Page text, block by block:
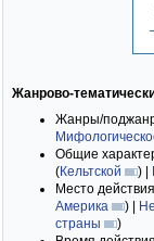
Жанрово-
Жанры/
Общие
(Кельтской ) |
Место
Америка
) |
страны
)